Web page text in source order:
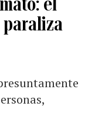
paraliza